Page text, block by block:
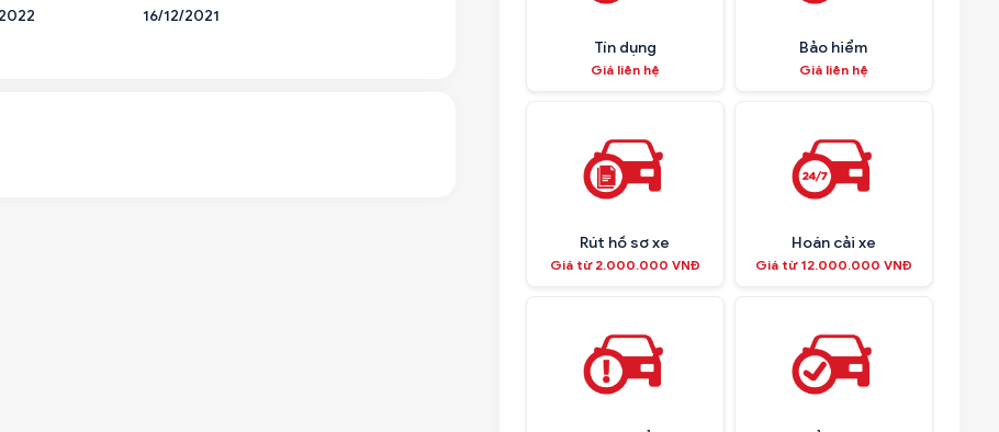
Tín dụng
Giá liên hệ
Bảo hiểm
Giá liên hệ
Rút hồ sơ xe
Giá từ 2.000.000 VNĐ
Hoán cải xe
Giá từ 12.000.000 VNĐ
16/12/2021